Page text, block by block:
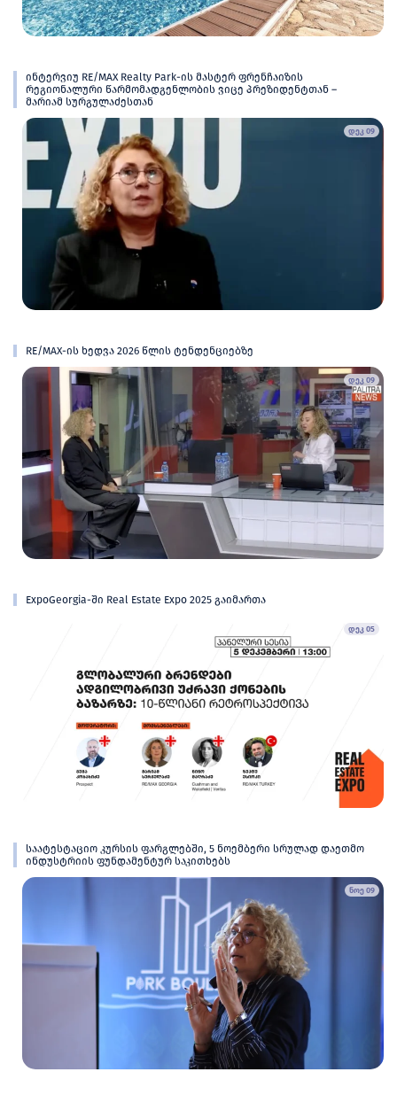
ინტერვიუ RE/MAX Realty Park-ის მასტერ ფრენჩაიზის
რეგიონალური წარმომადგენლობის ვიცე პრეზიდენტთან –
მარიამ სურგულაძესთან
დეკ 09
RE/MAX-ის ხედვა 2026 წლის ტენდენციებზე
დეკ 09
ExpoGeorgia-ში Real Estate Expo 2025 გაიმართა
დეკ 05
საატესტაციო კურსის ფარგლებში, 5 ნოემბერი სრულად დაეთმო
ინდუსტრიის ფუნდამენტურ საკითხებს
ნოე 09